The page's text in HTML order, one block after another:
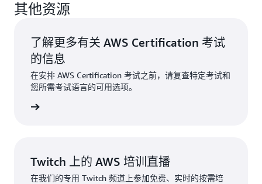
其他资源
了解更多有关 AWS Certification 考试
的信息
在安排 AWS Certification 考试之前，请复查特定考试和
您所需考试语言的可用选项。
Twitch 上的 AWS 培训直播
在我们的专用 Twitch 频道上参加免费、实时的按需培